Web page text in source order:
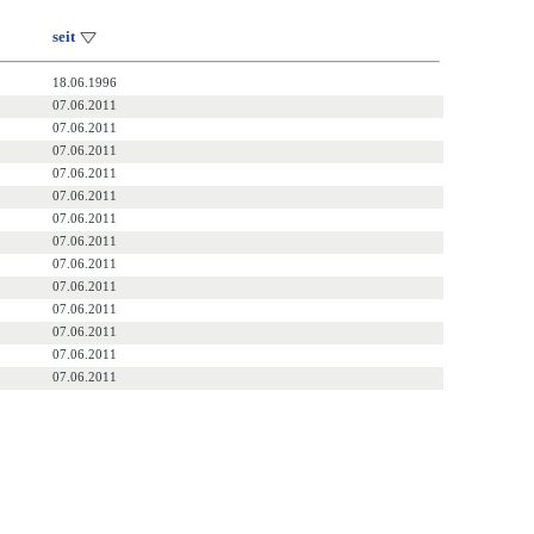
seit
18.06.1996
07.06.2011
07.06.2011
07.06.2011
07.06.2011
07.06.2011
07.06.2011
07.06.2011
07.06.2011
07.06.2011
07.06.2011
07.06.2011
07.06.2011
07.06.2011